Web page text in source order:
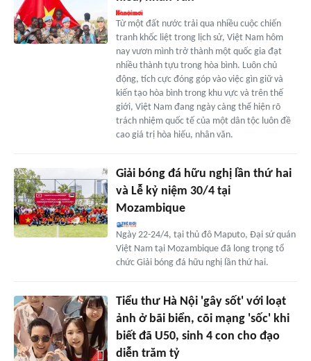
Từ một đất nước trải qua nhiều cuộc chiến
tranh khốc liệt trong lịch sử, Việt Nam hôm
nay vươn mình trở thành một quốc gia đạt
nhiều thành tựu trong hòa bình. Luôn chủ
động, tích cực đóng góp vào việc gìn giữ và
kiến tạo hòa bình trong khu vực và trên thế
giới, Việt Nam đang ngày càng thể hiện rõ
trách nhiệm quốc tế của một dân tộc luôn đề
cao giá trị hòa hiếu, nhân văn.
Giải bóng đá hữu nghị lần thứ hai
và Lễ kỷ niệm 30/4 tại
Mozambique
Ngày 22-24/4, tại thủ đô Maputo, Đại sứ quán
Việt Nam tại Mozambique đã long trọng tổ
chức Giải bóng đá hữu nghị lần thứ hai.
Tiểu thư Hà Nội 'gây sốt' với loạt
ảnh ở bãi biển, cõi mạng 'sốc' khi
biết đã U50, sinh 4 con cho đạo
diễn trăm tỷ